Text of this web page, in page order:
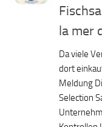
la mer
Da viele
dort
Meldung
Selection